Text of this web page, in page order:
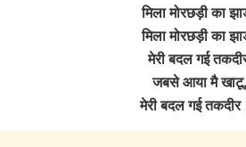
मिला मोरछड़ी का
मिला मोरछड़ी का
मेरी बदल गई
जबसे आया मै खाटू,
मेरी बदल गई